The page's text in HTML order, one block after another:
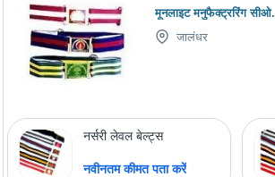
मूनलाइट मनुफैक्ट्ररिंग सीओ.
जालंधर
नर्सरी लेवल बेल्ट्स
नवीनतम कीमत पता करें